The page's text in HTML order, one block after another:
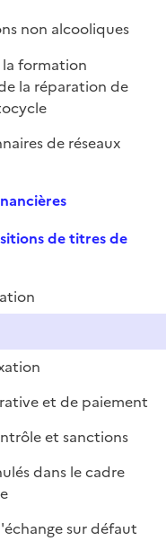
non alcooliques
formation
la réparation de
de réseaux
de titres de
et de paiement
et sanctions
dans le cadre
sur défaut